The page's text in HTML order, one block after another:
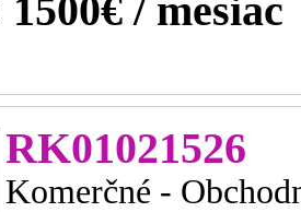
1500€ / mesiac
RK01021526
Komerčné -